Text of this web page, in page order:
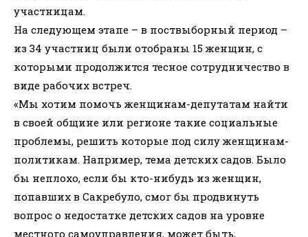
участницам.
На следующем этапе – в поствыборный период –
из 34 участниц были отобраны 15 женщин, с
которыми продолжится тесное сотрудничество в
виде рабочих встреч.
«Мы хотим помочь женщинам-депутатам найти
в своей общине или регионе такие социальные
проблемы, решить которые под силу женщинам-
политикам. Например, тема детских садов. Было
бы неплохо, если бы кто-нибудь из женщин,
попавших в Сакребуло, смог бы продвинуть
вопрос о недостатке детских садов на уровне
местного самоуправления, может быть,